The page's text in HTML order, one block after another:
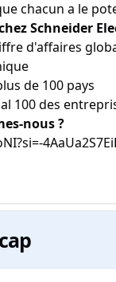
chacun a le
Schneider
d'affaires
de 100 pays
100 des
nous ?